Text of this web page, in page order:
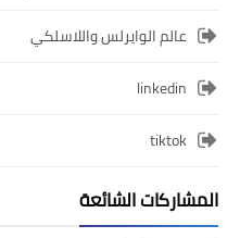
عالم الوايرلس واللاسلكي
linkedin
tiktok
المشاركات الشائعة